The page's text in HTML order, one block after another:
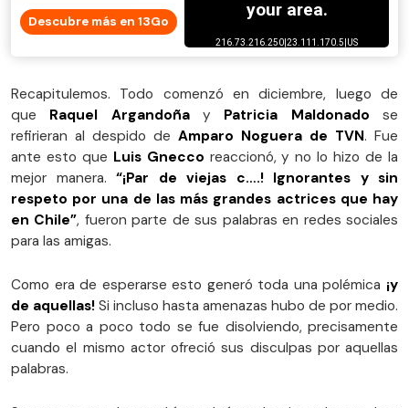
Descubre más en 13Go
Recapitulemos. Todo comenzó en diciembre, luego de
que Raquel Argandoñay Patricia Maldonado se
refirieran al despido de Amparo Noguera de TVN. Fue
ante esto que Luis Gnecco reaccionó, y no lo hizo de la
mejor manera. “¡Par de viejas c….! Ignorantes y sin
respeto por una de las más grandes actrices que hay
en Chile”, fueron parte de sus palabras en redes sociales
para las amigas.
Como era de esperarse esto generó toda una polémica ¡y
de aquellas! Si incluso hasta amenazas hubo de por medio.
Pero poco a poco todo se fue disolviendo, precisamente
cuando el mismo actor ofreció sus disculpas por aquellas
palabras.